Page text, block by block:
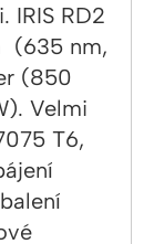
IRIS RD2
(635 nm,
(850
Velmi
T6,